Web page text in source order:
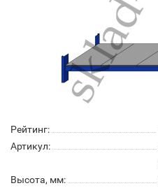
Рейтинг:
Артикул:
Высота, мм: